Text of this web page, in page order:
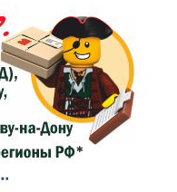
3 000₽, оплатите
150₽ на